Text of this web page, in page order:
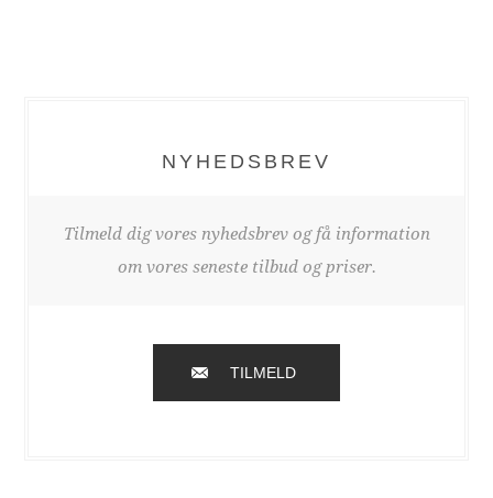
NYHEDSBREV
Tilmeld dig vores nyhedsbrev og få information
om vores seneste tilbud og priser.
TILMELD